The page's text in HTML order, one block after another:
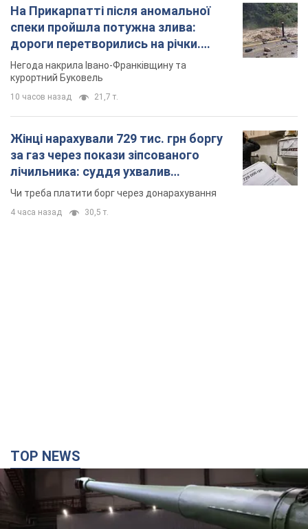
На Прикарпатті після аномальної
спеки пройшла потужна злива:
дороги перетворились на річки.
Відео
Негода накрила Івано-Франківщину та
курортний Буковель
10 часов назад 21,7 т.
Жінці нарахували 729 тис. грн боргу
за газ через покази зіпсованого
лічильника: суддя ухвалив
неочікуване рішення
Чи треба платити борг через донарахування
4 часа назад 30,5 т.
TOP NEWS